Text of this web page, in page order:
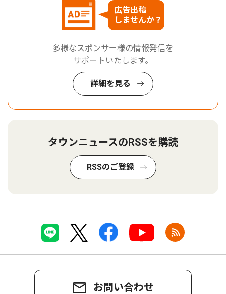
広告出稿
しませんか？
多様なスポンサー様の情報発信を
サポートいたします。
詳細を見る
タウンニュースのRSSを購読
RSSのご登録
お問い合わせ